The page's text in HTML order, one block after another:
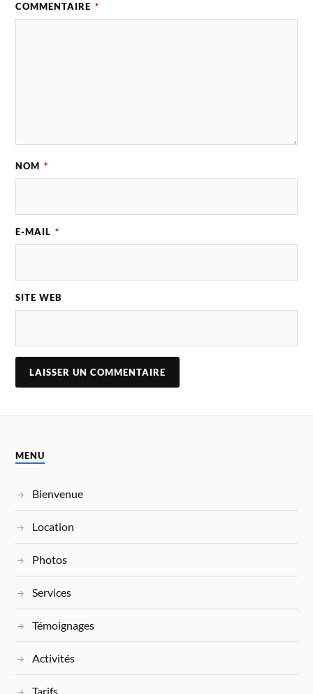
COMMENTAIRE *
NOM *
E-MAIL *
SITE WEB
MENU
Bienvenue
Location
Photos
Services
Témoignages
Activités
Tarifs